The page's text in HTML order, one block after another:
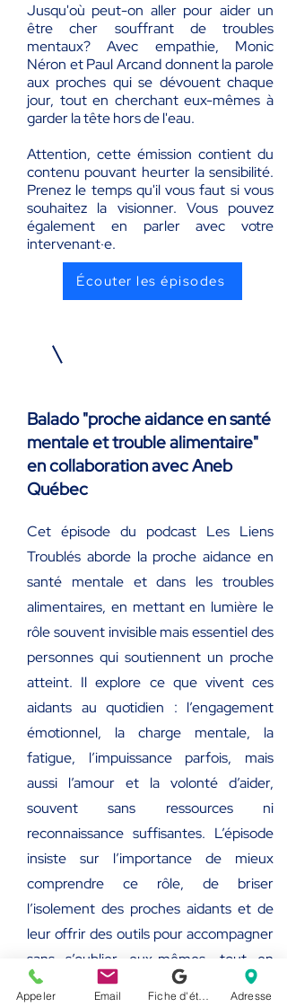
Jusqu'où peut-on aller pour aider un
être cher souffrant de troubles
mentaux? Avec empathie, Monic
Néron et Paul Arcand donnent la parole
aux proches qui se dévouent chaque
jour, tout en cherchant eux-mêmes à
garder la tête hors de l'eau.
Attention, cette émission contient du
contenu pouvant heurter la sensibilité.
Prenez le temps qu'il vous faut si vous
souhaitez la visionner. Vous pouvez
également en parler avec votre
intervenant·e.
Écouter les épisodes
Balado "proche aidance en santé
mentale et trouble alimentaire"
en collaboration avec Aneb
Québec
Cet épisode du podcast Les Liens
Troublés aborde la proche aidance en
santé mentale et dans les troubles
alimentaires, en mettant en lumière le
rôle souvent invisible mais essentiel des
personnes qui soutiennent un proche
atteint. Il explore ce que vivent ces
aidants au quotidien : l’engagement
émotionnel, la charge mentale, la
fatigue, l’impuissance parfois, mais
aussi l’amour et la volonté d’aider,
souvent sans ressources ni
reconnaissance suffisantes. L’épisode
insiste sur l’importance de mieux
comprendre ce rôle, de briser
l’isolement des proches aidants et de
leur offrir des outils pour accompagner
sans s’oublier eux-mêmes, tout en
rappelant que prendre soin de soi fait
Appeler Email Adresse